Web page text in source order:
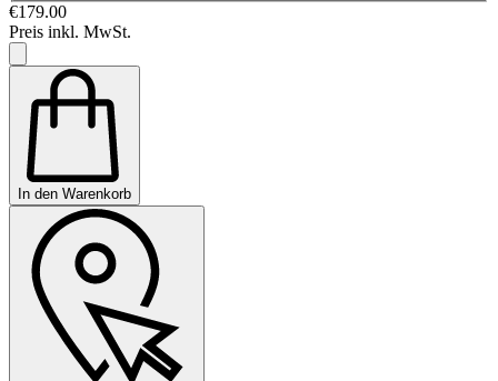
€179.00
Preis inkl. MwSt.
In den Warenkorb